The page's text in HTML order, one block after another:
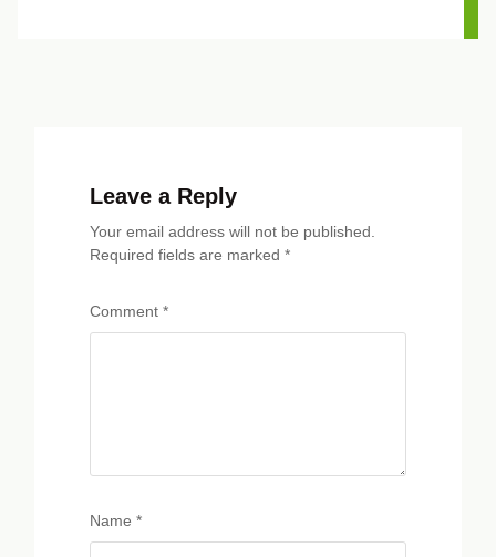
Leave a Reply
Your email address will not be published.
Required fields are marked *
Comment *
Name *